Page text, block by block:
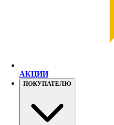
АКЦИИ
ПОКУПАТЕЛЮ